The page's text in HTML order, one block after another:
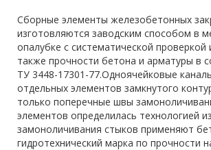
Сборные элементы железобетонных
изготовляются заводским способом в
опалубке с систематической проверкой
также прочности бетона и арматуры в
ТУ 3448-17301-77.Одноячейковые
отдельных элементов замкнутого
только поперечные швы
элементов определилась технологией
замоноличивания стыков применяют
гидротехнический марка по прочности